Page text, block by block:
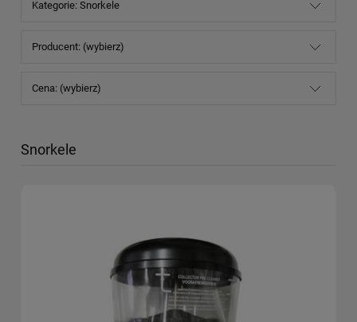
Kategorie: Snorkele
Producent: (wybierz)
Cena: (wybierz)
Snorkele